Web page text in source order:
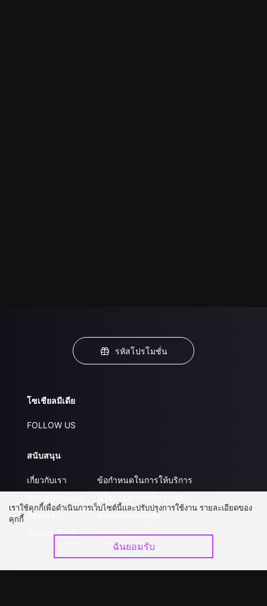
รหัสโปรโมชั่น
โซเชียลมีเดีย
FOLLOW US
สนับสนุน
เกี่ยวกับเรา
ติดต่อเรา
อัปเกรด วีไอพี
ข้อกำหนดในการให้บริการ
ส่งผลงานของคุณ
ร่วมงานกับเรา
เราใช้คุกกี้เพื่อดำเนินการเว็บไซต์นี้และปรับปรุงการใช้งาน รายละเอียดของ
คุกกี้
ฉันยอมรับ